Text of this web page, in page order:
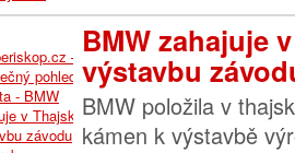
BMW zahajuje
výstavbu
BMW položila v
kámen k výstavbě